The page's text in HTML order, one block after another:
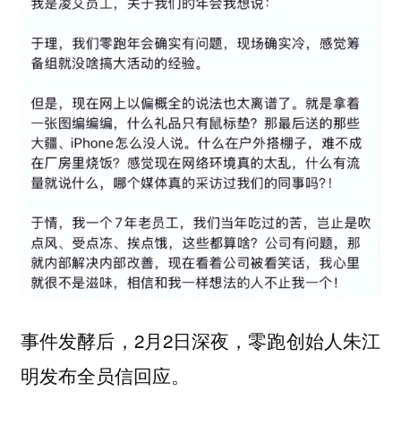
事件发酵后，2月2日深夜，零跑创始人朱江
明发布全员信回应。